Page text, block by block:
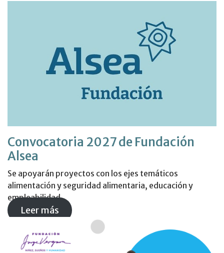
Convocatoria 2027 de Fundación
Alsea
Se apoyarán proyectos con los ejes temáticos
alimentación y seguridad alimentaria, educación y
empleabilidad.
Leer más